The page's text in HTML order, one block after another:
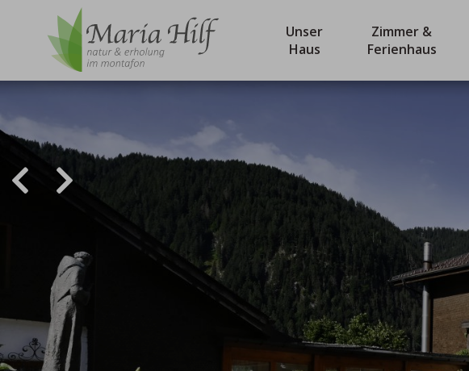
Unser
Haus
Zimmer &
Ferienhaus